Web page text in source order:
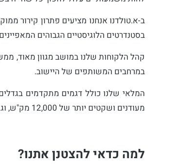
ב-א.טולדנו אנחנו מציעים פתרון קירור
בסטנדרטים הלוגיסטיים הגבוהים
קהל הלקוחות שלנו במושב מגוון מאוד,
במרחבים המשותפים של היישוב.
מעודנים ושקטים יותר של 12,000 מק"ש, וגם מצננים של 6,000 עד 8,000 מק"ש.
למה כדאי להצטנן אתנו?